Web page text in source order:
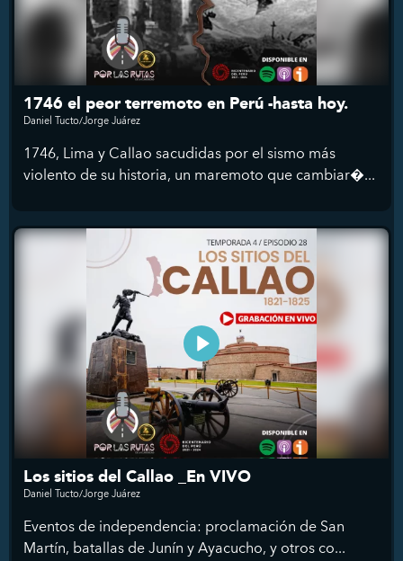
1746 el peor terremoto en Perú -hasta hoy.
Daniel Tucto/Jorge Juárez
1746, Lima y Callao sacudidas por el sismo más
violento de su historia, un maremoto que cambiar�...
Los sitios del Callao _En VIVO
Daniel Tucto/Jorge Juárez
Eventos de independencia: proclamación de San
Martín, batallas de Junín y Ayacucho, y otros co...